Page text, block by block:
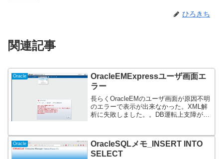
ひろきち
関連記事
Oracle
OracleEMExpressユーザ画面エ
ラー
長らくOracleEMのユーザ画面が原因不明
のエラーで表示が出来なかった。XML解
析に失敗しました。。DB運転上支障が無
時表領域にハイフン'-'付きを設定していた
ことが...
Oracle
OracleSQLメモ_INSERT INTO
SELECT